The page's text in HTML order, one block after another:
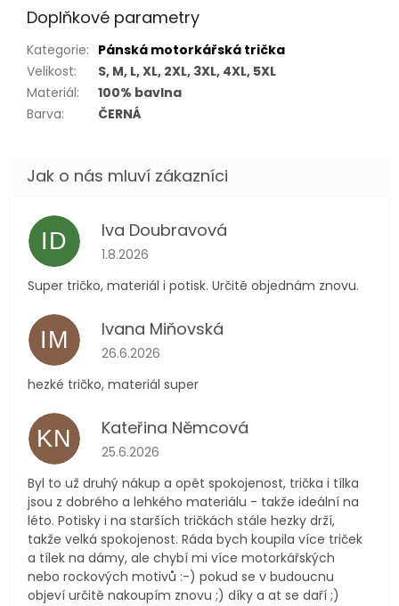
Doplňkové parametry
Kategorie: Pánská motorkářská trička
Velikost:
S, M, L, XL, 2XL, 3XL, 4XL, 5XL
Materiál:
100% bavlna
Barva: ČERNÁ
ID Iva Doubravová
Hodnocení obchodu je 5 z 5 hvězdiček.
1.8.2026
Super tričko, materiál i potisk. Určitě objednám znovu.
IM Ivana Miňovská
Hodnocení obchodu je 5 z 5 hvězdiček.
26.6.2026
hezké tričko, materiál super
KN Kateřina Němcová
Hodnocení obchodu je 5 z 5 hvězdiček.
25.6.2026
Byl to už druhý nákup a opět spokojenost, trička i tílka
jsou z dobrého a lehkého materiálu - takže ideální na
léto. Potisky i na starších tričkách stále hezky drží,
takže velká spokojenost. Ráda bych koupila více triček
a tílek na dámy, ale chybí mi více motorkářských
nebo rockových motivů :-) pokud se v budoucnu
objeví určitě nakoupím znovu ;) díky a at se daří ;)